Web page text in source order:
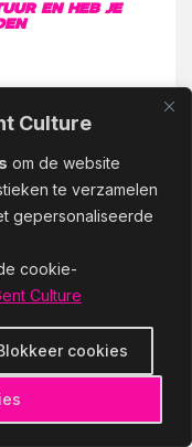
Culture
om de website
te verzamelen
gepersonaliseerde
cookie-
Culture
cookies
en heb je
zichzelf
West,
waarin je
altijd met je
kan
niet. Dat is
nodig om een
is het dan toch
mensen achter